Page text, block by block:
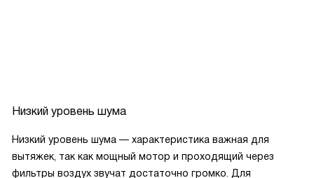
Низкий уровень шума
Низкий уровень шума — характеристика важная для
вытяжек, так как мощный мотор и проходящий через
фильтры воздух звучат достаточно громко. Для